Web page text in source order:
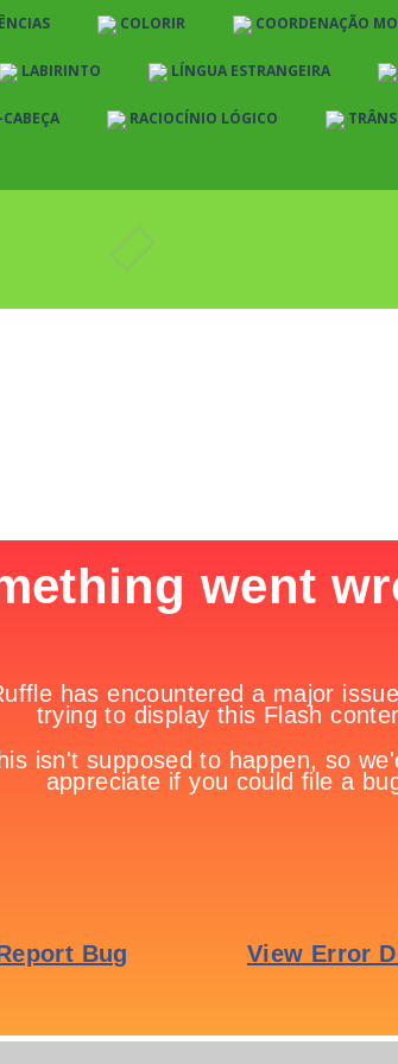
COLORIR COORDENAÇÃO
LABIRINTO LÍNGUA ESTRANGEIRA
RACIOCÍNIO LÓGICO